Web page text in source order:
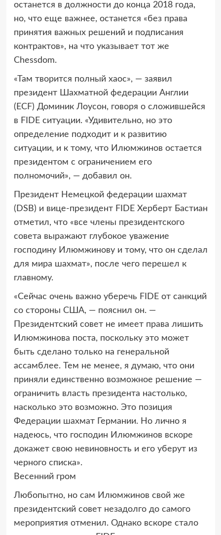
останется в должности до конца 2018 года,
но, что еще важнее, останется «без права
принятия важных решений и подписания
контрактов», на что указывает тот же
Chessdom.
«Там творится полный хаос», — заявил
президент Шахматной федерации Англии
(ECF) Доминик Лоусон, говоря о сложившейся
в FIDE ситуации. «Удивительно, но это
определение подходит и к развитию
ситуации, и к тому, что Илюмжинов остается
президентом с ограничением его
полномочий», — добавил он.
Президент Немецкой федерации шахмат
(DSB) и вице-президент FIDE Херберт Бастиан
отметил, что «все члены президентского
совета выражают глубокое уважение
господину Илюмжинову и тому, что он сделал
для мира шахмат», после чего перешел к
главному.
«Сейчас очень важно уберечь FIDE от санкций
со стороны США, — пояснил он. —
Президентский совет не имеет права лишить
Илюмжинова поста, поскольку это может
быть сделано только на генеральной
ассамблее. Тем не менее, я думаю, что они
приняли единственно возможное решение —
ограничить власть президента настолько,
насколько это возможно. Это позиция
Федерации шахмат Германии. Но лично я
надеюсь, что господин Илюмжинов вскоре
докажет свою невиновность и его уберут из
черного списка».
Весенний гром
Любопытно, но сам Илюмжинов свой же
президентский совет незадолго до самого
мероприятия отменил. Однако вскоре стало